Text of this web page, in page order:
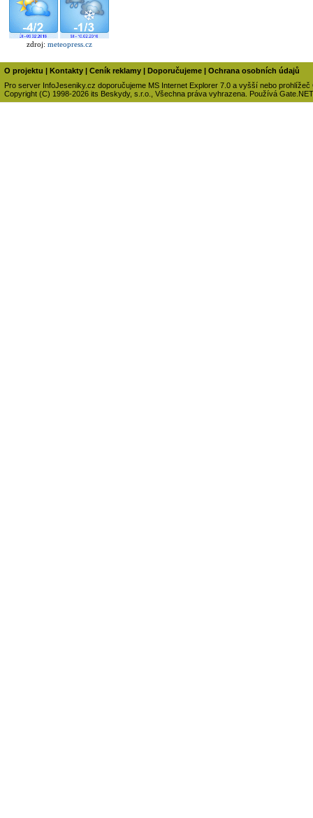
zdroj: meteopress.cz
O projektu | Kontakty | Ceník reklamy | Doporučujeme | Ochrana osobních údajů
Pro server InfoJeseniky.cz doporučujeme MS Internet Explorer 7.0 a vyšší nebo prohlížeč
Copyright (C) 1998-2026 its Beskydy, s.r.o., Všechna práva vyhrazena. Používá